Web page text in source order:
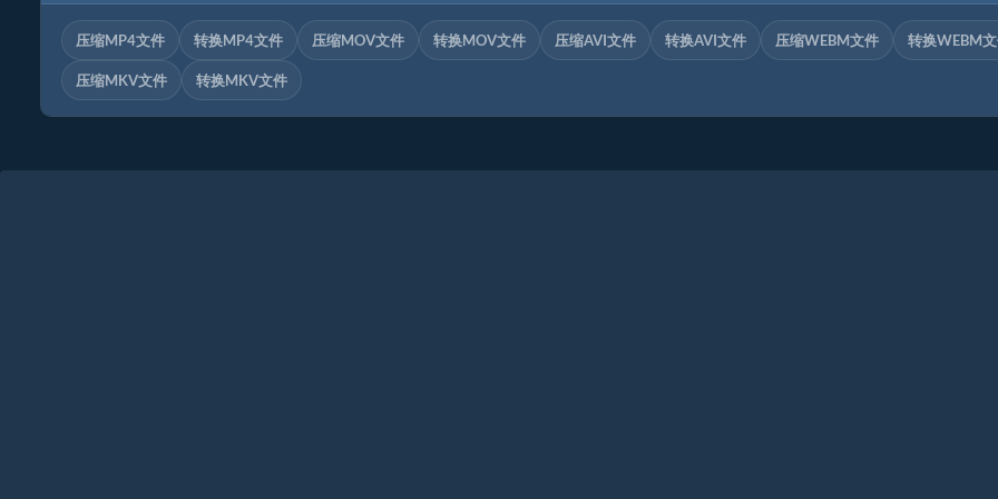
压缩MP4文件 转换MP4文件 压缩MOV文件 转换MOV文件 压缩AVI文件 转换AVI文件 压缩WEBM文件 转换WEBM
压缩MKV文件 转换MKV文件